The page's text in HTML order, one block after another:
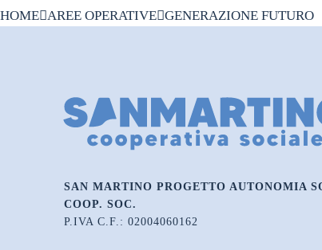
HOME AREE OPERATIVE GENERAZIONE FUTURO
SAN MARTINO PROGETTO AUTONOMIA
COOP. SOC.
P.IVA C.F.: 02004060162